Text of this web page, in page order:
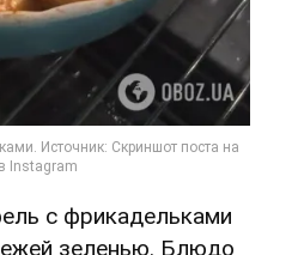
с фрикадельками
зеленью. Блюдо